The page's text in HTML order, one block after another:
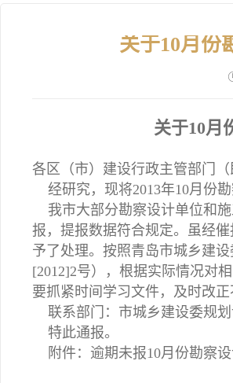
关于10月份
关于10月
各区（市）建设行政主管部门
经研究，现将2013年10月份
我市大部分勘察设计单位和施
报，提报数据符合规定。虽经
予了处理。按照青岛市城乡建
[2012]2号），根据实际情况对
要抓紧时间学习文件，及时改正
联系部门：市城乡建设委规划
特此通报。
附件：逾期未报10月份勘察